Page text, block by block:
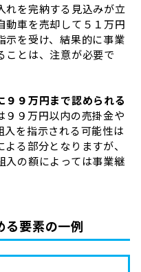
れを完納する見込みが立
動車を売却して５１万円
示を受け、結果的に事業
ことは、注意が必要で
９９万円まで認められる
９９万円以内の売掛金や
入を指示される可能性は
る部分となりますが、
入の額によっては事業継
る要素の一例